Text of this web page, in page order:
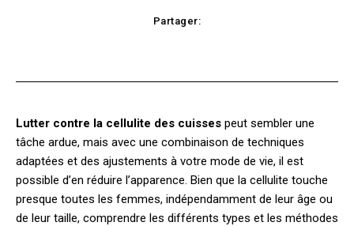
Partager:
Lutter contre la cellulite des cuisses peut sembler une
tâche ardue, mais avec une combinaison de techniques
adaptées et des ajustements à votre mode de vie, il est
possible d’en réduire l’apparence. Bien que la cellulite touche
presque toutes les femmes, indépendamment de leur âge ou
de leur taille, comprendre les différents types et les méthodes